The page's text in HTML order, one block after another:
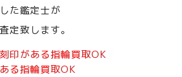
た鑑定士が
定致します。
印がある指輪買取OK
る指輪買取OK